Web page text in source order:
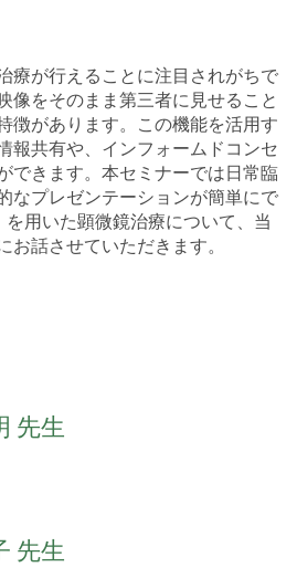
療が行えることに注目されがちで
像をそのまま第三者に見せること
徴があります。この機能を活用す
報共有や、インフォームドコンセ
できます。本セミナーでは日常臨
なプレゼンテーションが簡単にで
を用いた顕微鏡治療について、当
お話させていただきます。
先生
先生